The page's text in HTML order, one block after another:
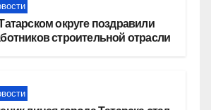
округе поздравили
строительной отрасли